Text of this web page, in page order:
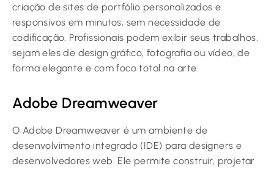
criação de sites de portfólio personalizados e
responsivos em minutos, sem necessidade de
codificação. Profissionais podem exibir seus trabalhos,
sejam eles de design gráfico, fotografia ou vídeo, de
forma elegante e com foco total na arte.
Adobe Dreamweaver
O Adobe Dreamweaver é um ambiente de
desenvolvimento integrado (IDE) para designers e
desenvolvedores web. Ele permite construir, projetar